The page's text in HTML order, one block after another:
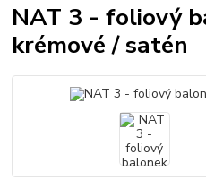
NAT 3 - foliový
krémové / satén